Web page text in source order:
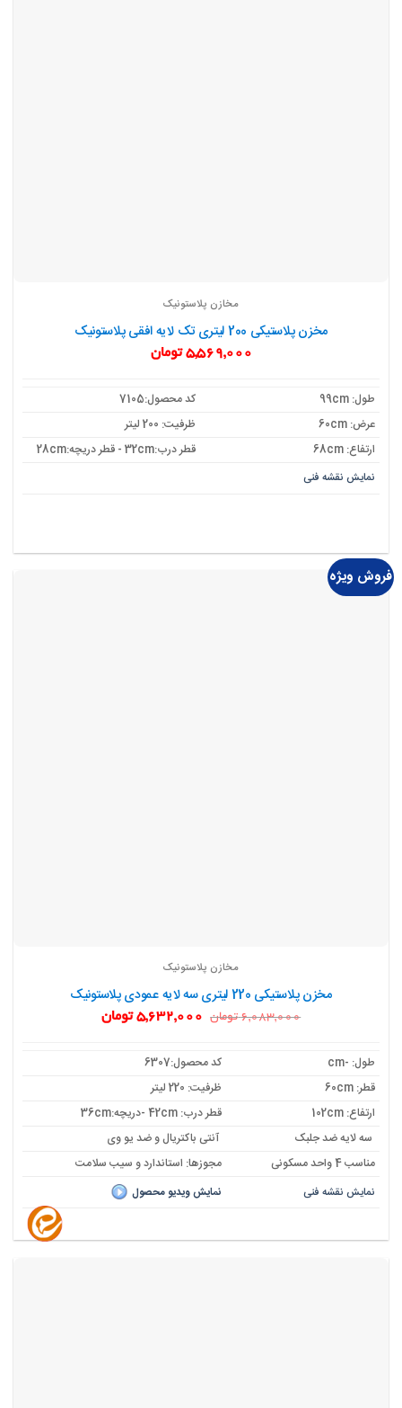
مخازن پلاستونیک
مخزن پلاستیکی 200 لیتری تک لایه افقی پلاستونیک
5,569,000 تومان
طول: 99cm
کد محصول:7105
عرض: 60cm
ظرفیت: 200 لیتر
ارتفاع: 68cm
قطر درب:32cm - قطر دریچه:28cm
نمایش نقشه فنی
فروش ویژه
مخازن پلاستونیک
مخزن پلاستیکی 220 لیتری سه لایه عمودی پلاستونیک
6,083,000 تومان قیمت
اصلی:
بود.
5,632,000 تومانقیمت
طول: -cm
کد محصول:6307
قطر: 60cm
ظرفیت: 220 لیتر
ارتفاع: 102cm
قطر درب: 42cm -دریچه:36cm
سه لایه ضد جلبک
آنتی باکتریال و ضد یو وی
مناسب 4 واحد مسکونی
مجوزها: استاندارد و سیب سلامت
نمایش نقشه فنی نمایش ویدیو محصول